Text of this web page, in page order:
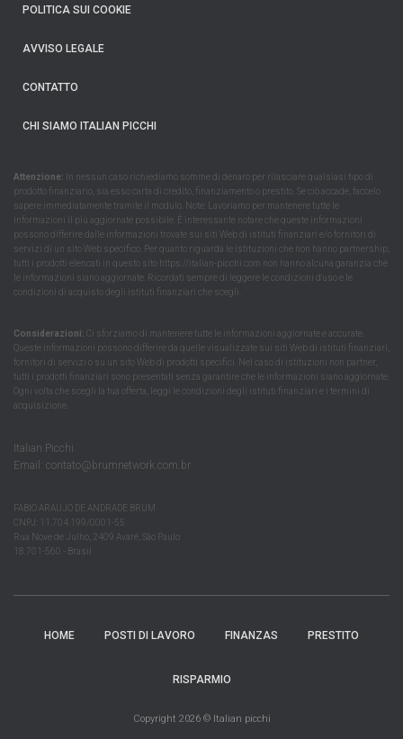
POLITICA SUI COOKIE
AVVISO LEGALE
CONTATTO
CHI SIAMO ITALIAN PICCHI
Attenzione: In nessun caso richiediamo somme di denaro per rilasciare qualsiasi tipo di
prodotto finanziario, sia esso carta di credito, finanziamento o prestito. Se ciò accade, faccelo
sapere immediatamente tramite il modulo. Note: Lavoriamo per mantenere tutte le
informazioni il più aggiornate possibile. È interessante notare che queste informazioni
possono differire dalle informazioni trovate sui siti Web di istituti finanziari e/o fornitori di
servizi di un sito Web specifico. Per quanto riguarda le istituzioni che non hanno partnership,
tutti i prodotti elencati in questo sito https://italian-picchi.com non hanno alcuna garanzia che
le informazioni siano aggiornate. Ricordati sempre di leggere le condizioni d'uso e le
condizioni di acquisto degli istituti finanziari che scegli.
Considerazioni: Ci sforziamo di mantenere tutte le informazioni aggiornate e accurate.
Queste informazioni possono differire da quelle visualizzate sui siti Web di istituti finanziari,
fornitori di servizi o su un sito Web di prodotti specifici. Nel caso di istituzioni non partner,
tutti i prodotti finanziari sono presentati senza garantire che le informazioni siano aggiornate.
Ogni volta che scegli la tua offerta, leggi le condizioni degli istituti finanziari e i termini di
acquisizione.
Italian Picchi
Email: contato@brumnetwork.com.br
FABIO ARAUJO DE ANDRADE BRUM
CNPJ: 11.704.199/0001-55
Rua Nove de Julho, 2409 Avaré, São Paulo
18.701-560 - Brasil
HOME POSTI DI LAVORO FINANZAS PRESTITO
RISPARMIO
Copyright 2026 © Italian picchi